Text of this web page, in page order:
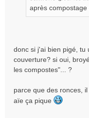
après compostage
donc si j'ai bien pigé, tu
couverture? si oui,
les compostes"... ?
parce que des ronces,
aïe ça pique